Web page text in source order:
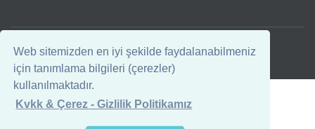
Web sitemizden en iyi şekilde faydalanabilmeniz
için tanımlama bilgileri (çerezler)
kullanılmaktadır.
Kvkk & Çerez - Gizlilik Politikamız
© 2026 Kartal Avukat